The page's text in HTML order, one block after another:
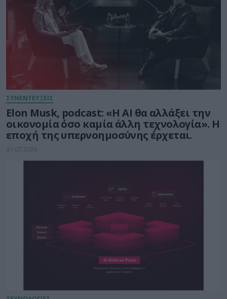
ΣΥΝΕΝΤΕΥΞΕΙΣ
Elon Musk, podcast: «Η AI θα αλλάξει την
οικονομία όσο καμία άλλη τεχνολογία». Η
εποχή της υπερνοημοσύνης έρχεται.
31.07.2026